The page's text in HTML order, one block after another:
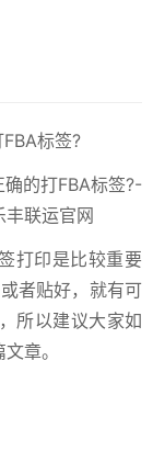
标签?
打印是比较重要
者贴好，就有可
所以建议大家如
章。